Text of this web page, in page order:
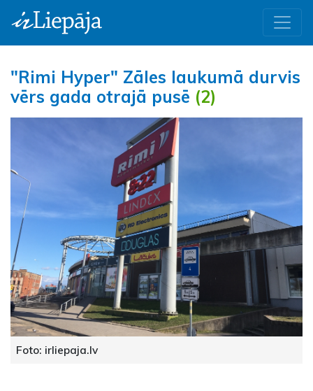
"Rimi Hyper" Zāles laukumā durvis
vērs gada otrajā pusē (2)
Foto: irliepaja.lv